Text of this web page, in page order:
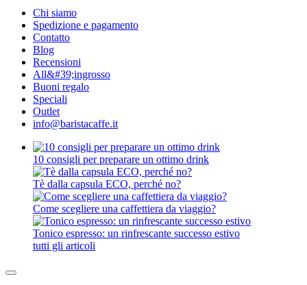
Chi siamo
Spedizione e pagamento
Contatto
Blog
Recensioni
All&#39;ingrosso
Buoni regalo
Speciali
Outlet
info@baristacaffe.it
10 consigli per preparare un ottimo drink
Tè dalla capsula ECO, perché no?
Come scegliere una caffettiera da viaggio?
Tonico espresso: un rinfrescante successo estivo
tutti gli articoli